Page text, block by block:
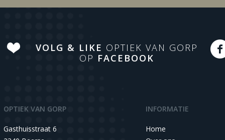
VOLG & LIKE OPTIEK VAN GORP
OP FACEBOOK
OPTIEK VAN GORP
Gasthuisstraat 6
INFORMATIE
Home